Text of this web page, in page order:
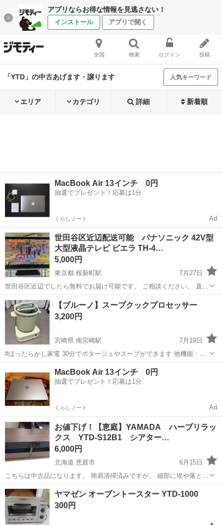
アプリならお得な情報を見逃さない！
インストール アプリで開く
全国 検索 ログイン 投稿
「YTD」の中古あげます・譲ります 人気キーワード
エリア カテゴリ 詳細 新着順
MacBook Air 13インチ 0円
抽選でプレゼント！応募は1分
くらしノート Ad
世田谷区近辺配送可能 パナソニック 42V型
大型液晶テレビ ビエラ TH-4…
5,000円
東京都 桜新町駅
7月27日
世田谷区近辺でしたら無料でお届け可能です。 ご相談ください。 直接
引取り者・好条件の方をを最優先させて頂きます。 お支払は商品引き
渡し時に現金でお願いいたします。 領収書は発行いたしません。 【コ
ンディショ...
東京 世田谷区 桜新町駅 テレビ フルハイビジョン
【ブルーノ】スープクックプロセッサー
3,200円
宮崎県 南宮崎駅
7月19日
#ほったらかし家電 30分でポタージュやスープができます 他機能：刻
む・砕く・混ぜる・こねる BOE102 動作確認済み https://bruno-
onlineshop.com/ext/feature/bruno/...
キッチン家電 ブルーノ
MacBook Air 13インチ 0円
抽選でプレゼント！応募は1分
くらしノート Ad
お値下げ！【恵庭】YAMADA ハーブリラッ
クス YTD-S12B1 シアター…
6,000円
北海道 恵庭市
6月15日
こちらは中古品になります。 簡易清掃済みですが、 細部に埃や落とし
きれない汚れがあります。 傷があります。画像にてご確認ください。
動作確認済みです。 リモコン、取扱説明書が付属して...
北海道 恵庭市 収納家具 店頭
ヤマゼン オーブントースター YTD-1000
300円